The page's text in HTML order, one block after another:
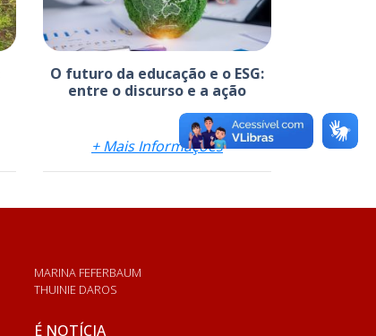
O futuro da educação e o ESG:
entre o discurso e a ação
+ Mais Informações
MARINA FEFERBAUM
THUINIE DAROS
É NOTÍCIA